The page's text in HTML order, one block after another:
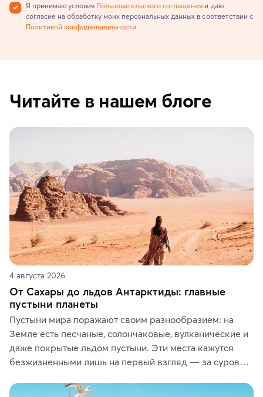
Я принимаю условия Пользовательского соглашения и даю
согласие на обработку моих персональных данных в соответствии с
Политикой конфиденциальности
Читайте в нашем блоге
4 августа 2026
От Сахары до льдов Антарктиды: главные
пустыни планеты
Пустыни мира поражают своим разнообразием: на
Земле есть песчаные, солончаковые, вулканические и
даже покрытые льдом пустыни. Эти места кажутся
безжизненными лишь на первый взгляд — за суровой
животные и маршруты, которые дарят одни из самых